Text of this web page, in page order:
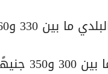
330 و460 جنيهًا.
جنيهًا.